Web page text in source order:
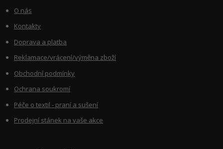
O nás
Kontakty
Doprava a platba
Reklamace/vrácení/výměna zboží
Obchodní podmínky
Ochrana soukromí
Péče o textil - praní a sušení
Prodejní stánek na vaše akce